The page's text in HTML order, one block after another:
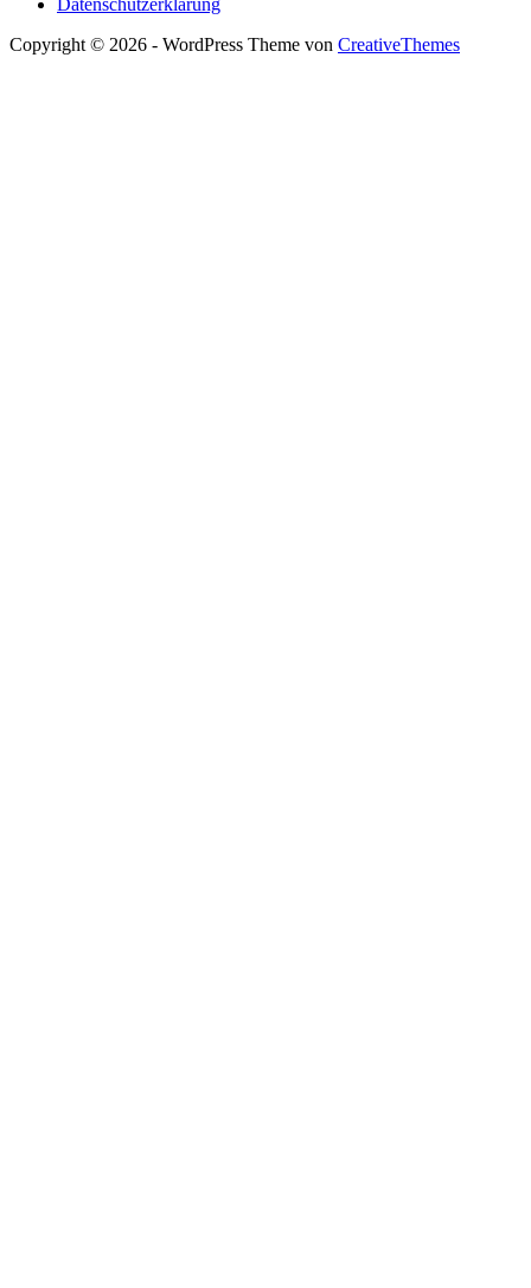
Datenschutzerklärung
Copyright © 2026 - WordPress Theme von CreativeThemes